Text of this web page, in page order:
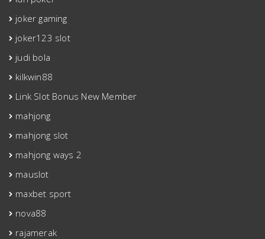
joker gaming
joker123 slot
judi bola
kilkwin88
Link Slot Bonus New Member
mahjong
mahjong slot
mahjong ways 2
mauslot
maxbet sport
nova88
rajamerak